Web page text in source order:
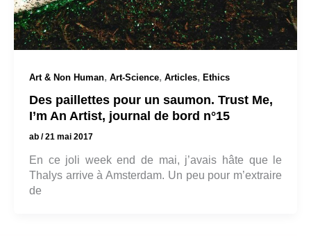
Art & Non Human, Art-Science, Articles, Ethics
Des paillettes pour un saumon. Trust Me,
I’m An Artist, journal de bord n°15
ab /21 mai 2017
En ce joli week end de mai, j’avais hâte que le
Thalys arrive à Amsterdam. Un peu pour m’extraire
de